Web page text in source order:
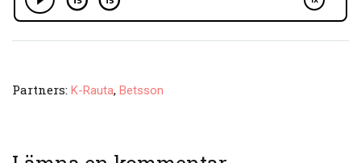
Partners: K-Rauta, Betsson